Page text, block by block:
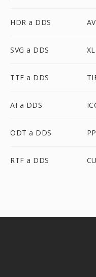
HDR a DDS
SVG a DDS
TTF a DDS
AI a DDS
ODT a DDS
RTF a DDS